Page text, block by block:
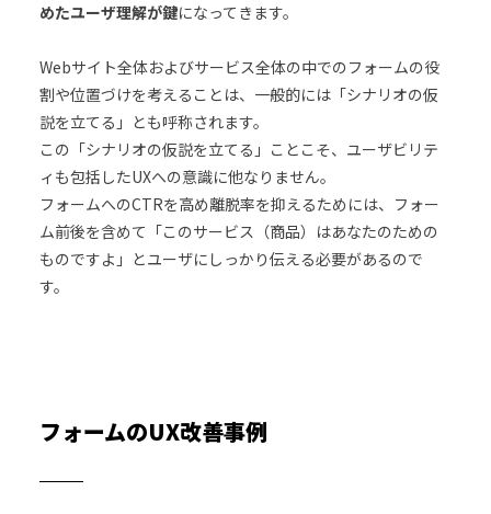
めたユーザ理解が鍵になってきます。
Webサイト全体およびサービス全体の中でのフォームの役
割や位置づけを考えることは、一般的には「シナリオの仮
説を立てる」とも呼称されます。
この「シナリオの仮説を立てる」ことこそ、ユーザビリテ
ィも包括したUXへの意識に他なりません。
フォームへのCTRを高め離脱率を抑えるためには、フォー
ム前後を含めて「このサービス（商品）はあなたのための
ものですよ」とユーザにしっかり伝える必要があるので
す。
フォームのUX改善事例